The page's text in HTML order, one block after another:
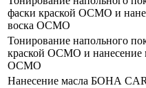
фаски краской ОСМО и
воска ОСМО
Тонирование напольного
краской ОСМО и нанесение
ОСМО
Нанесение масла БОНА